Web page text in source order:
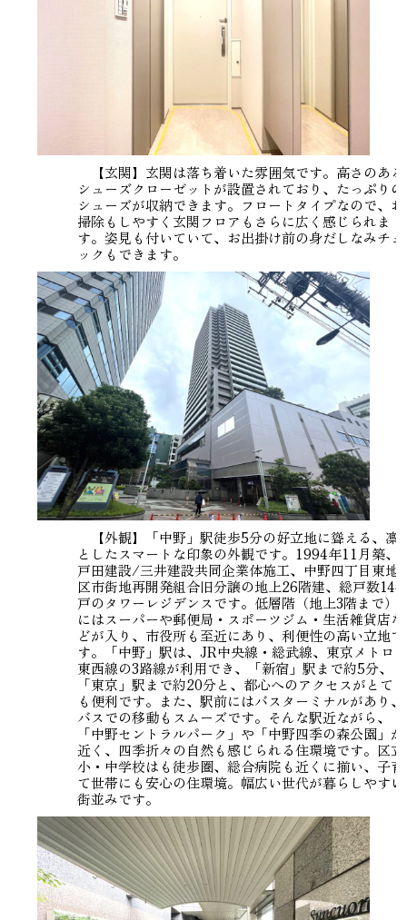
【玄関】玄関は落ち着いた雰囲気です。高さのある
シューズクローゼットが設置されており、たっぷりの
シューズが収納できます。フロートタイプなので、お
掃除もしやすく玄関フロアもさらに広く感じられま
す。姿見も付いていて、お出掛け前の身だしなみチェ
ックもできます。
【外観】「中野」駅徒歩5分の好立地に聳える、凛
としたスマートな印象の外観です。1994年11月築、
戸田建設/三井建設共同企業体施工、中野四丁目東地
区市街地再開発組合旧分譲の地上26階建、総戸数144
戸のタワーレジデンスです。低層階（地上3階まで）
にはスーパーや郵便局・スポーツジム・生活雑貨店な
どが入り、市役所も至近にあり、利便性の高い立地で
す。「中野」駅は、JR中央線・総武線、東京メトロ
東西線の3路線が利用でき、「新宿」駅まで約5分、
「東京」駅まで約20分と、都心へのアクセスがとて
も便利です。また、駅前にはバスターミナルがあり、
バスでの移動もスムーズです。そんな駅近ながら、
「中野セントラルパーク」や「中野四季の森公園」が
近く、四季折々の自然も感じられる住環境です。区立
小・中学校はも徒歩圏、総合病院も近く に揃い、子育
て世帯にも安心の住環境。幅広い世代が暮らしやすい
街並みです。